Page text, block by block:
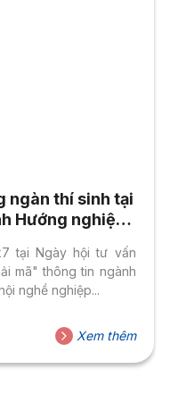
ngàn thí sinh tại
Hướng nghiệp
tại Ngày hội tư vấn
mã" thông tin ngành
nghề nghiệp...
Xem thêm